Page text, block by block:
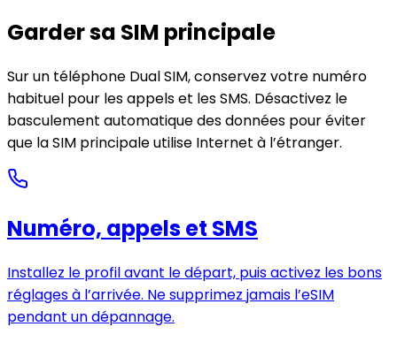
Garder sa SIM principale
Sur un téléphone Dual SIM, conservez votre numéro
habituel pour les appels et les SMS. Désactivez le
basculement automatique des données pour éviter
que la SIM principale utilise Internet à l’étranger.
Numéro, appels et SMS
Installez le profil avant le départ, puis activez les bons
réglages à l’arrivée. Ne supprimez jamais l’eSIM
pendant un dépannage.